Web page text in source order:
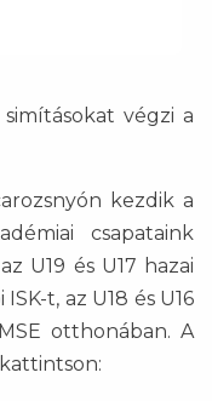
végzi a
kezdik a
csapataink
U19 és U17 hazai
t, az U18 és U16
otthonában. A